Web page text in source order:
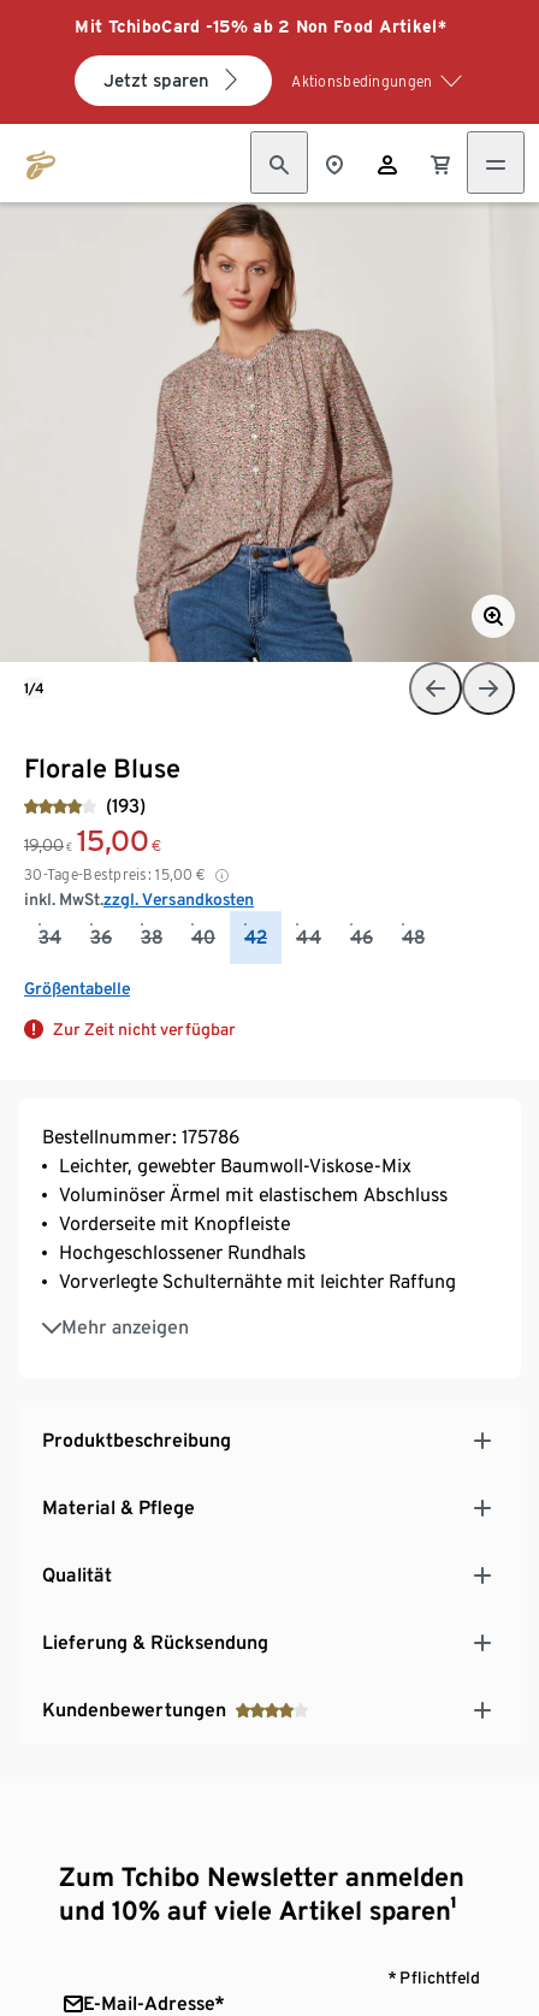
Mit TchiboCard -15% ab 2 Non Food Artikel*
Jetzt sparen Aktionsbedingungen
Florale Bluse
(193)
19,00 € 15,00 €
30-Tage-Bestpreis: 15,00 €
inkl. MwSt.zzgl. Versandkosten
34 36 38 40 42 44 46 48
Größentabelle
Zur Zeit nicht verfügbar
1/4
Bestellnummer: 175786
Leichter, gewebter Baumwoll-Viskose-Mix
Voluminöser Ärmel mit elastischem Abschluss
Vorderseite mit Knopfleiste
Hochgeschlossener Rundhals
Vorverlegte Schulternähte mit leichter Raffung
Mehr anzeigen
Leicht überschnittene Schultern
Leicht abgerundeter Saum
Produktbeschreibung
Material & Pflege
Qualität
Lieferung & Rücksendung
Kundenbewertungen
Zum Tchibo Newsletter anmelden
und 10% auf viele Artikel sparen¹
* Pflichtfeld
E-Mail-Adresse*